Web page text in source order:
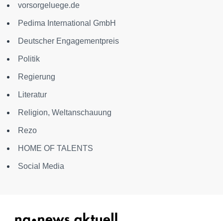
vorsorgeluege.de
Pedima International GmbH
Deutscher Engagementpreis
Politik
Regierung
Literatur
Religion, Weltanschauung
Rezo
HOME OF TALENTS
Social Media